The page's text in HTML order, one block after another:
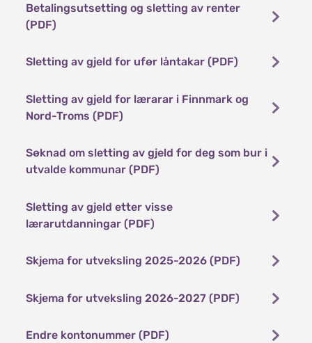
Betalingsutsetting og sletting av renter
(PDF)
Sletting av gjeld for ufør låntakar (PDF)
Sletting av gjeld for lærarar i Finnmark og
Nord-Troms (PDF)
Søknad om sletting av gjeld for deg som bur i
utvalde kommunar (PDF)
Sletting av gjeld etter visse
lærarutdanningar (PDF)
Skjema for utveksling 2025-2026 (PDF)
Skjema for utveksling 2026-2027 (PDF)
Endre kontonummer (PDF)